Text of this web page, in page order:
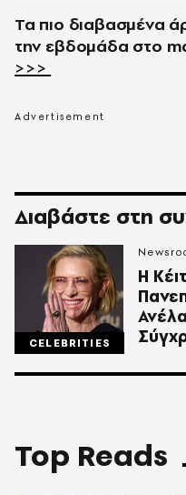
Τα πιο διαβασμένα
την εβδομάδα στο
>>>
Διαβάστε στη
CELEBRITIES
Η
Top Reads